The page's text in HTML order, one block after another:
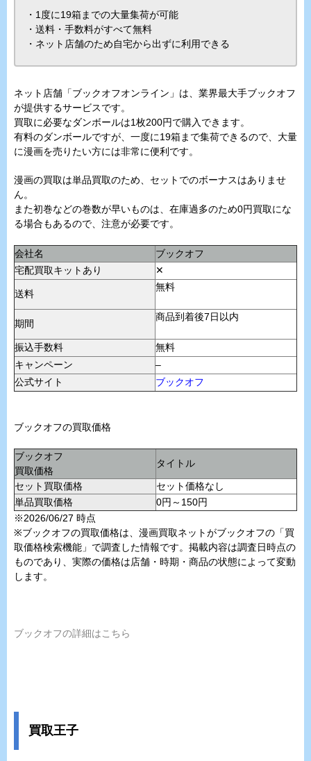
・1度に19箱までの大量集荷が可能
・送料・手数料がすべて無料
・ネット店舗のため自宅から出ずに利用できる
ネット店舗「ブックオフオンライン」は、業界最大手ブックオフ
が提供するサービスです。
買取に必要なダンボールは1枚200円で購入できます。
有料のダンボールですが、一度に19箱まで集荷できるので、大量
に漫画を売りたい方には非常に便利です。
漫画の買取は単品買取のため、セットでのボーナスはありませ
ん。
また初巻などの巻数が早いものは、在庫過多のため0円買取にな
る場合もあるので、注意が必要です。
会社名
ブックオフ
宅配買取キットあり
✕
送料
無料
期間
商品到着後7日以内
振込手数料
無料
キャンペーン
–
公式サイト
ブックオフ
ブックオフの買取価格
ブックオフ
買取価格
タイトル
セット買取価格
セット価格なし
単品買取価格
0円～150円
※2026/06/27 時点
※ブックオフの買取価格は、漫画買取ネットがブックオフの「買
取価格検索機能」で調査した情報です。掲載内容は調査日時点の
ものであり、実際の価格は店舗・時期・商品の状態によって変動
します。
ブックオフの詳細はこちら
買取王子